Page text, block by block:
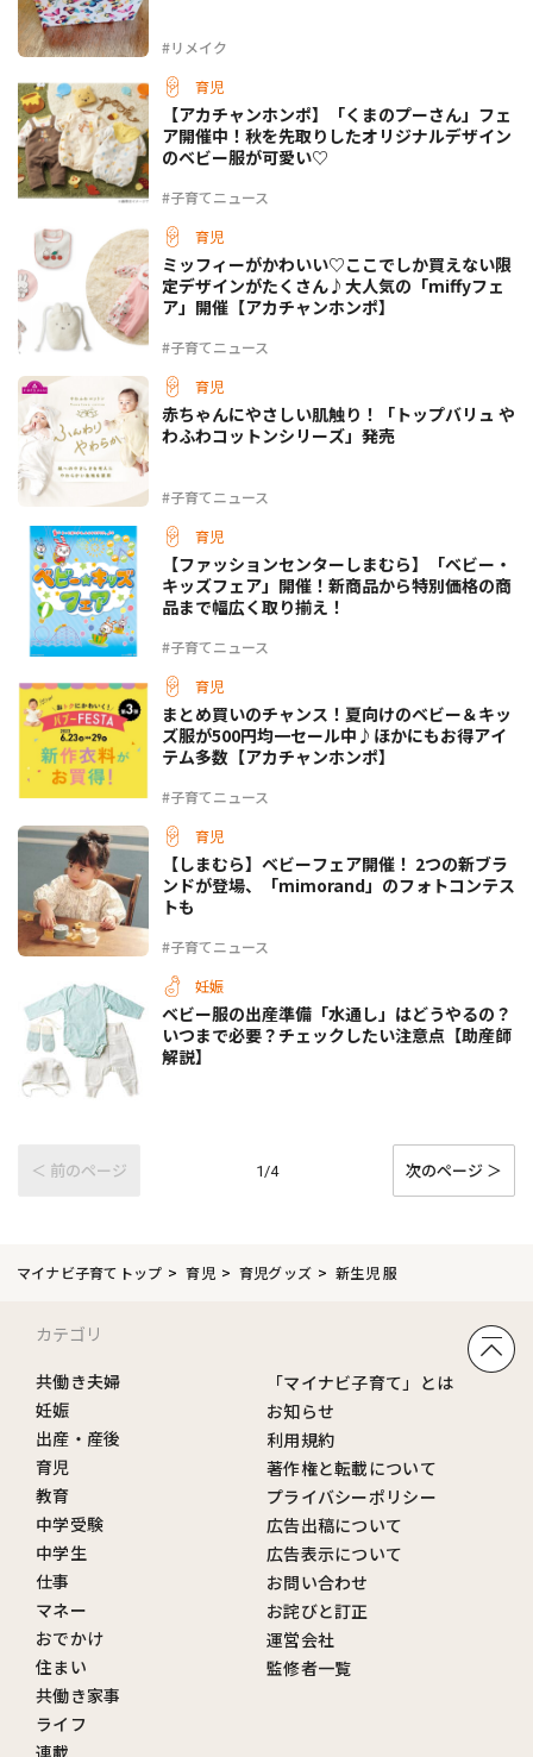
#リメイク
育児
#子育てニュース
【アカチャンホンポ】「くまのプーさん」フェ
ア開催中！秋を先取りしたオリジナルデザイン
のベビー服が可愛い♡
育児
#子育てニュース
ミッフィーがかわいい♡ここでしか買えない限
定デザインがたくさん♪大人気の「miffyフェ
ア」開催【アカチャンホンポ】
育児
#子育てニュース
赤ちゃんにやさしい肌触り！「トップバリュ や
わふわコットンシリーズ」発売
育児
#子育てニュース
【ファッションセンターしまむら】「ベビー・
キッズフェア」開催！新商品から特別価格の商
品まで幅広く取り揃え！
育児
#子育てニュース
まとめ買いのチャンス！夏向けのベビー＆キッ
ズ服が500円均一セール中♪ほかにもお得アイ
テム多数【アカチャンホンポ】
育児
#子育てニュース
【しまむら】ベビーフェア開催！ 2つの新ブラ
ンドが登場、「mimorand」のフォトコンテス
トも
妊娠
ベビー服の出産準備「水通し」はどうやるの？
いつまで必要？チェックしたい注意点【助産師
解説】
＜ 前のページ 1/4 次のページ ＞
マイナビ子育てトップ 育児 育児グッズ 新生児 服
カテゴリ
共働き夫婦
妊娠
出産・産後
育児
教育
中学受験
中学生
仕事
マネー
おでかけ
住まい
共働き家事
ライフ
「マイナビ子育て」とは
お知らせ
利用規約
著作権と転載について
プライバシーポリシー
広告出稿について
広告表示について
お問い合わせ
お詫びと訂正
運営会社
監修者一覧